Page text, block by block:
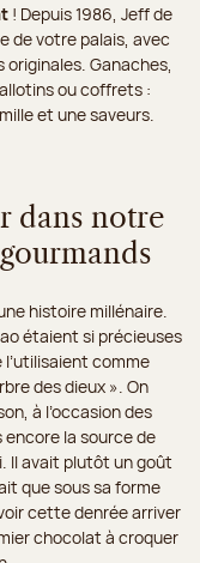
! Depuis 1986, Jeff de
de votre palais, avec
Ganaches,
ou coffrets :
et une saveurs.
dans notre
histoire millénaire.
étaient si précieuses
comme
des dieux ». On
à l’occasion des
encore la source de
Il avait plutôt un goût
que sous sa forme
cette denrée arriver
chocolat à croquer